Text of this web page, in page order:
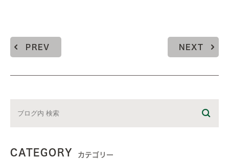
PREV NEXT
CATEGORY カテゴリー